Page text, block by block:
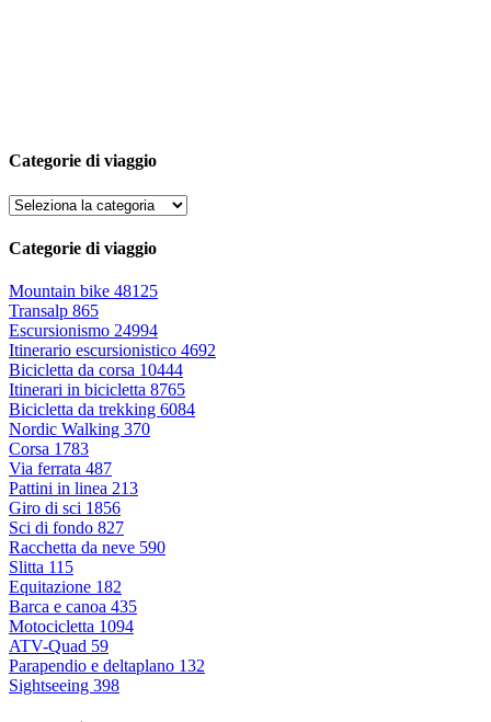
Categorie di viaggio
Categorie di viaggio
Mountain bike 48125
Transalp 865
Escursionismo 24994
Itinerario escursionistico 4692
Bicicletta da corsa 10444
Itinerari in bicicletta 8765
Bicicletta da trekking 6084
Nordic Walking 370
Corsa 1783
Via ferrata 487
Pattini in linea 213
Giro di sci 1856
Sci di fondo 827
Racchetta da neve 590
Slitta 115
Equitazione 182
Barca e canoa 435
Motocicletta 1094
ATV-Quad 59
Parapendio e deltaplano 132
Sightseeing 398